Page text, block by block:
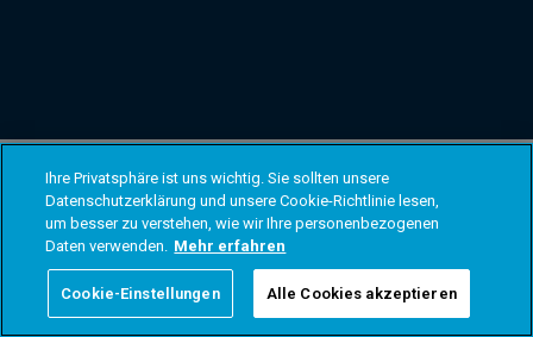
Ihre Privatsphäre ist uns wichtig. Sie sollten unsere
Datenschutzerklärung und unsere Cookie-Richtlinie lesen,
um besser zu verstehen, wie wir Ihre personenbezogenen
Daten verwenden. Mehr erfahren
Cookie-Einstellungen Alle Cookies akzeptieren